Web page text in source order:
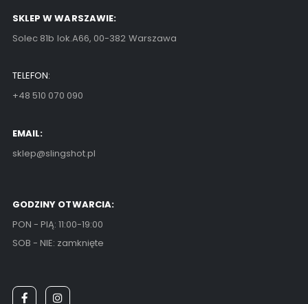
SKLEP W WARSZAWIE:
Solec 81b lok.A66, 00-382 Warszawa
TELEFON:
+48 510 070 090
EMAIL:
sklep@slingshot.pl
GODZINY OTWARCIA:
PON - PIĄ: 11:00-19:00
SOB - NIE: zamknięte